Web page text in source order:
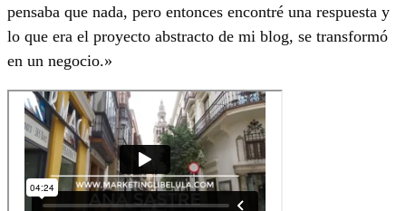
pensaba que nada, pero entonces encontré una respuesta y
lo que era el proyecto abstracto de mi blog, se transformó
en un negocio.»